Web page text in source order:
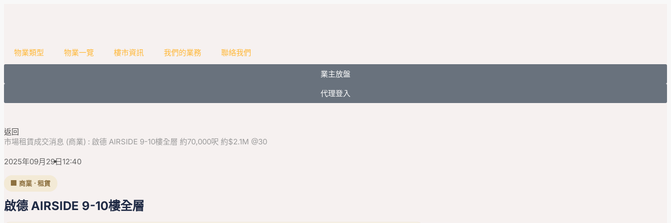
物業類型 物業一覽 樓市資訊 我們的業務 聯絡我們
業主放盤
代理登入
返回
市場租賃成交消息 (商業) : 啟德 AIRSIDE 9-10樓全層 約70,000呎 約$2.1M @30
2025年09月29日12:40
🏢 商業 · 租賃
啟德 AIRSIDE 9-10樓全層